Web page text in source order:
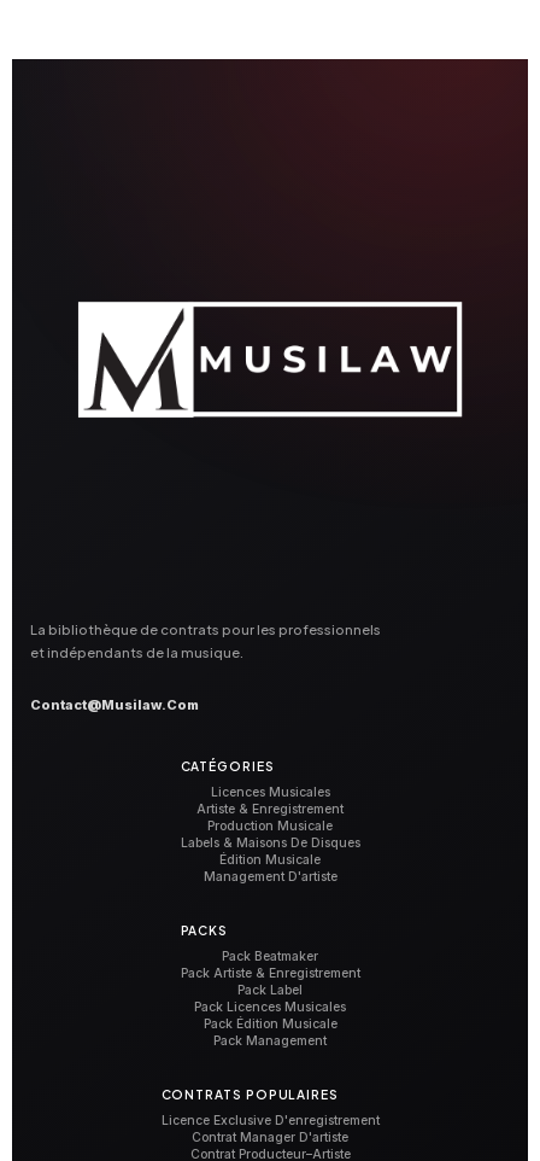
La bibliothèque de contrats pour les professionnels
et indépendants de la musique.
Contact@musilaw.com
CATÉGORIES
Licences Musicales
Artiste & Enregistrement
Production Musicale
Labels & Maisons De Disques
Édition Musicale
Management D'artiste
PACKS
Pack Beatmaker
Pack Artiste & Enregistrement
Pack Label
Pack Licences Musicales
Pack Édition Musicale
Pack Management
CONTRATS POPULAIRES
Licence Exclusive D'enregistrement
Contrat Manager D'artiste
Contrat Producteur–Artiste